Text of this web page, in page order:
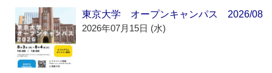
東京大学 オープンキャンパス 2026/08
2026年07月15日 (水)